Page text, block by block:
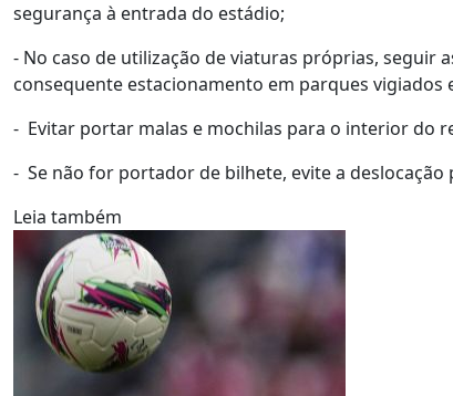
segurança à entrada do estádio;
- No caso de utilização de viaturas próprias, seguir
consequente estacionamento em parques vigiados
- Evitar portar malas e mochilas para o interior do
- Se não for portador de bilhete, evite a deslocação
Leia também